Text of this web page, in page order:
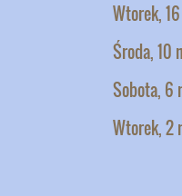
Wtorek,
Środa, 10
Sobota, 6
Wtorek, 2